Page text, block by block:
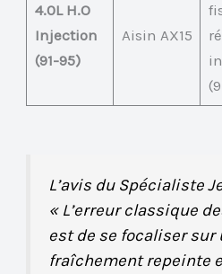
4.0L H.O
Injection
(91-95)
Aisin AX15
L’avis du Spécialiste
« L’erreur classique
est de se focaliser sur
fraîchement repeinte